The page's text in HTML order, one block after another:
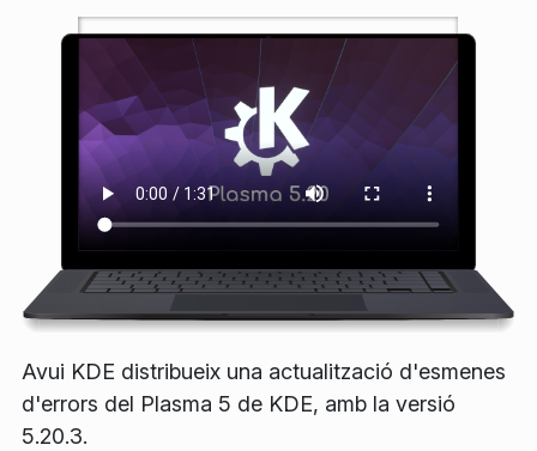
Avui KDE distribueix una actualització d'esmenes
d'errors del Plasma 5 de KDE, amb la versió
5.20.3.